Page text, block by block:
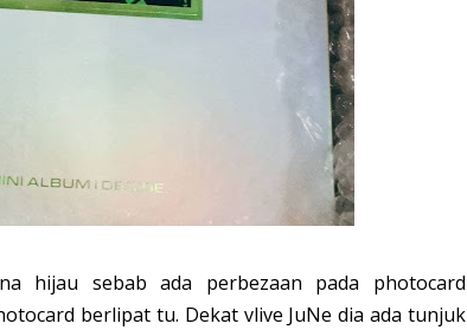
hijau sebab ada perbezaan pada photocard
berlipat tu. Dekat vlive JuNe dia ada tunjuk